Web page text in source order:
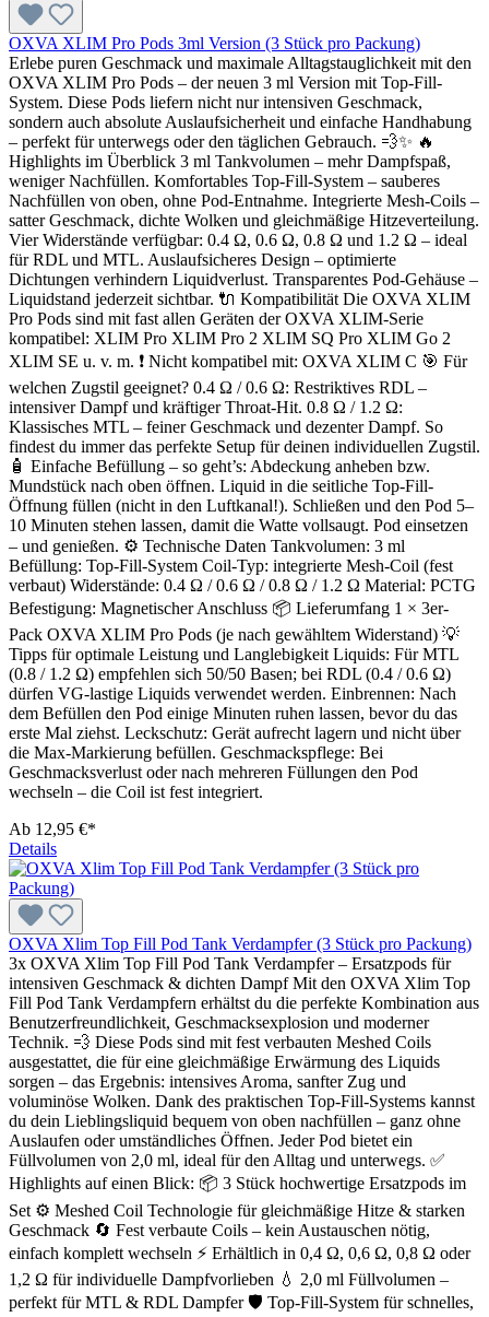
OXVA XLIM Pro Pods 3ml Version (3 Stück pro Packung)
Erlebe puren Geschmack und maximale Alltagstauglichkeit mit den
OXVA XLIM Pro Pods – der neuen 3 ml Version mit Top-Fill-
System. Diese Pods liefern nicht nur intensiven Geschmack,
sondern auch absolute Auslaufsicherheit und einfache Handhabung
– perfekt für unterwegs oder den täglichen Gebrauch. 💨✨ 🔥
Highlights im Überblick 3 ml Tankvolumen – mehr Dampfspaß,
weniger Nachfüllen. Komfortables Top-Fill-System – sauberes
Nachfüllen von oben, ohne Pod-Entnahme. Integrierte Mesh-Coils –
satter Geschmack, dichte Wolken und gleichmäßige Hitzeverteilung.
Vier Widerstände verfügbar: 0.4 Ω, 0.6 Ω, 0.8 Ω und 1.2 Ω – ideal
für RDL und MTL. Auslaufsicheres Design – optimierte
Dichtungen verhindern Liquidverlust. Transparentes Pod-Gehäuse –
Liquidstand jederzeit sichtbar. 🔌 Kompatibilität Die OXVA XLIM
Pro Pods sind mit fast allen Geräten der OXVA XLIM-Serie
kompatibel: XLIM Pro XLIM Pro 2 XLIM SQ Pro XLIM Go 2
XLIM SE u. v. m. ❗ Nicht kompatibel mit: OXVA XLIM C 🎯 Für
welchen Zugstil geeignet? 0.4 Ω / 0.6 Ω: Restriktives RDL –
intensiver Dampf und kräftiger Throat-Hit. 0.8 Ω / 1.2 Ω:
Klassisches MTL – feiner Geschmack und dezenter Dampf. So
findest du immer das perfekte Setup für deinen individuellen Zugstil.
🧴 Einfache Befüllung – so geht’s: Abdeckung anheben bzw.
Mundstück nach oben öffnen. Liquid in die seitliche Top-Fill-
Öffnung füllen (nicht in den Luftkanal!). Schließen und den Pod 5–
10 Minuten stehen lassen, damit die Watte vollsaugt. Pod einsetzen
– und genießen. ⚙️ Technische Daten Tankvolumen: 3 ml
Befüllung: Top-Fill-System Coil-Typ: integrierte Mesh-Coil (fest
verbaut) Widerstände: 0.4 Ω / 0.6 Ω / 0.8 Ω / 1.2 Ω Material: PCTG
Befestigung: Magnetischer Anschluss 📦 Lieferumfang 1 × 3er-
Pack OXVA XLIM Pro Pods (je nach gewähltem Widerstand) 💡
Tipps für optimale Leistung und Langlebigkeit Liquids: Für MTL
(0.8 / 1.2 Ω) empfehlen sich 50/50 Basen; bei RDL (0.4 / 0.6 Ω)
dürfen VG-lastige Liquids verwendet werden. Einbrennen: Nach
dem Befüllen den Pod einige Minuten ruhen lassen, bevor du das
erste Mal ziehst. Leckschutz: Gerät aufrecht lagern und nicht über
die Max-Markierung befüllen. Geschmackspflege: Bei
Geschmacksverlust oder nach mehreren Füllungen den Pod
wechseln – die Coil ist fest integriert.
Ab 12,95 €*
Details
OXVA Xlim Top Fill Pod Tank Verdampfer (3 Stück pro Packung)
3x OXVA Xlim Top Fill Pod Tank Verdampfer – Ersatzpods für
intensiven Geschmack & dichten Dampf Mit den OXVA Xlim Top
Fill Pod Tank Verdampfern erhältst du die perfekte Kombination aus
Benutzerfreundlichkeit, Geschmacksexplosion und moderner
Technik. 💨 Diese Pods sind mit fest verbauten Meshed Coils
ausgestattet, die für eine gleichmäßige Erwärmung des Liquids
sorgen – das Ergebnis: intensives Aroma, sanfter Zug und
voluminöse Wolken. Dank des praktischen Top-Fill-Systems kannst
du dein Lieblingsliquid bequem von oben nachfüllen – ganz ohne
Auslaufen oder umständliches Öffnen. Jeder Pod bietet ein
Füllvolumen von 2,0 ml, ideal für den Alltag und unterwegs. ✅
Highlights auf einen Blick: 📦 3 Stück hochwertige Ersatzpods im
Set ⚙️ Meshed Coil Technologie für gleichmäßige Hitze & starken
Geschmack 🔄 Fest verbaute Coils – kein Austauschen nötig,
einfach komplett wechseln ⚡ Erhältlich in 0,4 Ω, 0,6 Ω, 0,8 Ω oder
1,2 Ω für individuelle Dampfvorlieben 💧 2,0 ml Füllvolumen –
perfekt für MTL & RDL Dampfer 🛡️ Top-Fill-System für schnelles,